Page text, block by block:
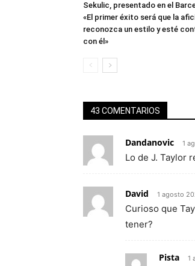
Sekulic, presentado en el
«El primer éxito será que la
reconozca un estilo y esté
con él»
43 COMENTARIOS
Dandanovic 1
Lo de J. Taylor
David 1 agosto
Curioso que
tener?
Pista 1